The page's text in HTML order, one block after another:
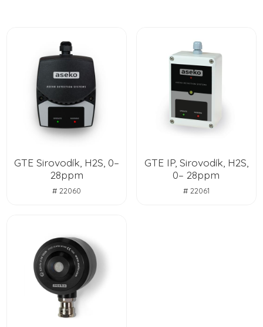
GTE Sirovodík, H2S, 0–
28ppm
# 22060
GTE IP, Sirovodík, H2S,
0– 28ppm
# 22061